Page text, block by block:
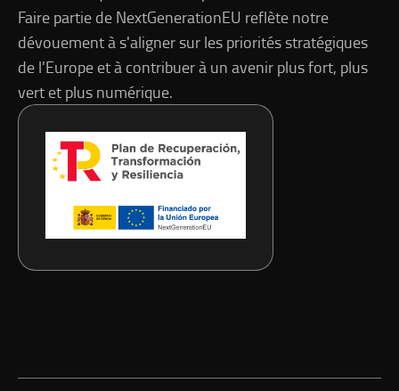
Faire partie de NextGenerationEU reflète notre
dévouement à s'aligner sur les priorités stratégiques
de l'Europe et à contribuer à un avenir plus fort, plus
vert et plus numérique.